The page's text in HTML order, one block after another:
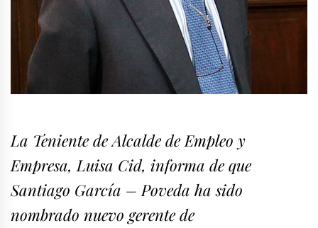
La Teniente de Alcalde de Empleo y
Empresa, Luisa Cid, informa de que
Santiago García – Poveda ha sido
nombrado nuevo gerente de